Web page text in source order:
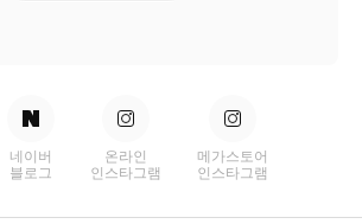
네이버
블로그
온라인
인스타그램
메가스토어
인스타그램